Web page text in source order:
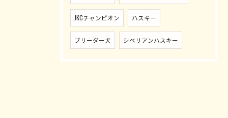
JKCチャンピオン ハスキー
ブリーダー犬 シベリアンハスキー